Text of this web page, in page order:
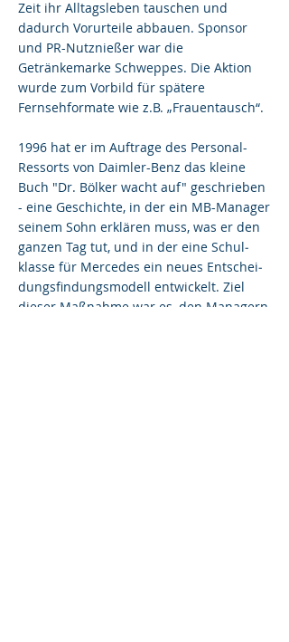
Zeit ihr Alltagsleben tauschen und
dadurch Vorurteile abbauen. Sponsor
und PR-Nutznießer war die
Getränkemarke Schweppes. Die Aktion
wurde zum Vorbild für spätere
Fernsehformate wie z.B. „Frauentausch“.
1996 hat er im Auftrage des Personal-
Ressorts von Daimler-Benz das kleine
Buch "Dr. Bölker wacht auf" geschrieben
- eine Geschichte, in der ein MB-Ma­na­ger
sei­nem Sohn er­klä­ren muss, was er den
gan­zen Tag tut, und in der ei­ne Schul­
klas­se für Mer­ce­des ein neu­es Ent­schei­
dungs­fin­dungs­mo­dell ent­wickelt. Ziel
dieser Maßnahme war es, den Managern